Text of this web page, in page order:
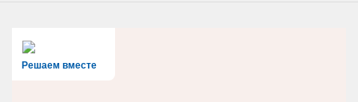
Решаем вместе